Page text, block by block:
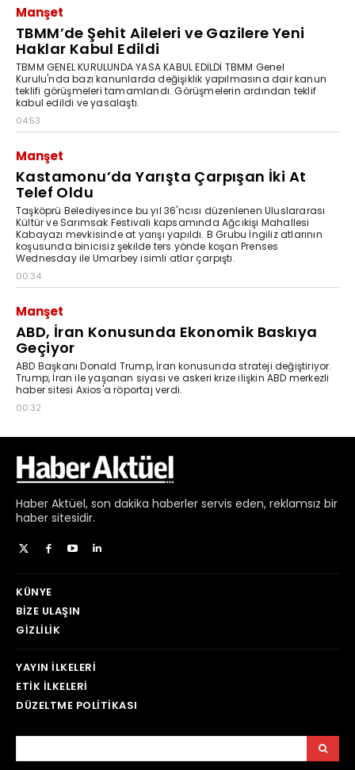
Haber Aktüel, son dakika haberler servis eden, reklamsız bir
haber sitesidir.
KÜNYE
BIZE ULAŞIN
GIZLILIK
YAYIN İLKELERI
ETIK İLKELERI
DÜZELTME POLITIKASI